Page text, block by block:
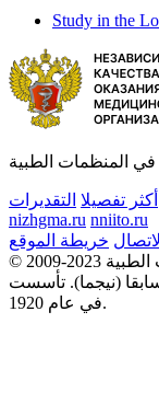
Study in the
في المنظمات الطبية
أكثر تفصيلا التقديرات
nizhgma.ru nniito.ru
خريطة الموقع
الطبية
سابقا (نيجما). تأسست
في عام 1920.